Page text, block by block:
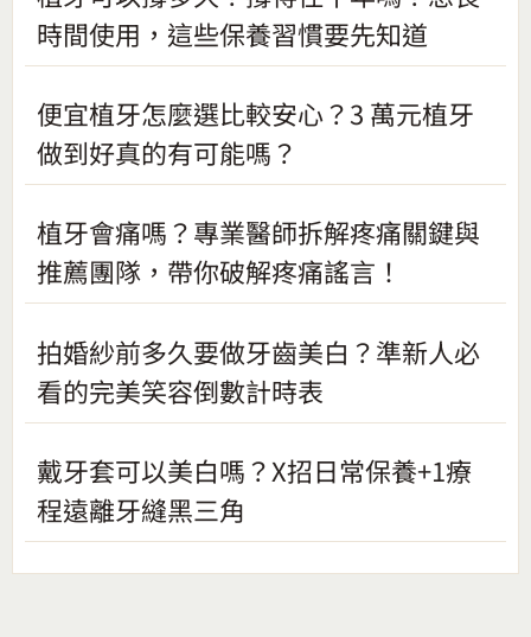
時間使用，這些保養習慣要先知道
便宜植牙怎麼選比較安心？3 萬元植牙
做到好真的有可能嗎？
植牙會痛嗎？專業醫師拆解疼痛關鍵與
推薦團隊，帶你破解疼痛謠言！
拍婚紗前多久要做牙齒美白？準新人必
看的完美笑容倒數計時表
戴牙套可以美白嗎？X招日常保養+1療
程遠離牙縫黑三角